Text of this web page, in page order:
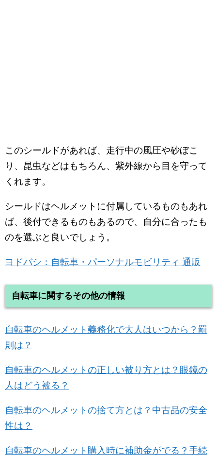
このシールドがあれば、走行中の風圧や砂ぼこ
り、昆虫などはもちろん、紫外線から目を守って
くれます。
シールドはヘルメットに付属しているものもあれ
ば、後付できるものもあるので、自分に合ったも
のを選ぶと良いでしょう。
ヨドバシ：自転車・パーソナルモビリティ 通販
自転車に関するその他の情報
自転車のヘルメット義務化で大人はいつから？罰
則は？
自転車のヘルメットの正しい被り方とは？眼鏡の
人はどう被る？
自転車のヘルメットの捨て方とは？中古品の安全
性は？
自転車のヘルメット購入時に補助金がでる？手続